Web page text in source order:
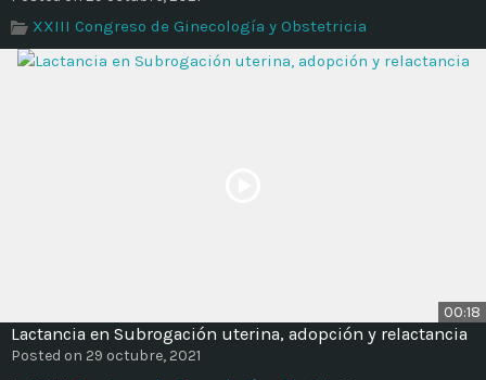
XXIII Congreso de Ginecología y Obstetricia
00:18
Lactancia en Subrogación uterina, adopción y relactancia
Posted on 29 octubre, 2021